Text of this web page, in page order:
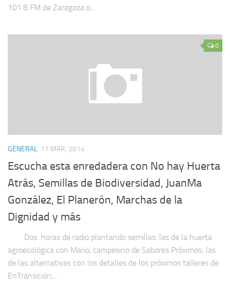
101.8 FM de Zaragoza o...
0
GENERAL 17 MAR, 2014
Escucha esta enredadera con No hay Huerta
Atrás, Semillas de Biodiversidad, JuanMa
González, El Planerón, Marchas de la
Dignidad y más
Dos horas de radio plantando semillas: las de la huerta
agroecológica con Mario, campesino de Sabores Próximos; las
de las alternativas con los detalles de los próximos talleres de
EnTransición;...